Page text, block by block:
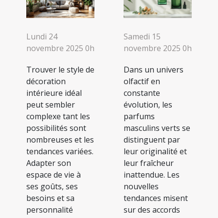
Lundi 24
novembre 2025 0h
Trouver le style de
décoration
intérieure idéal
peut sembler
complexe tant les
possibilités sont
nombreuses et les
tendances variées.
Adapter son
espace de vie à
ses goûts, ses
besoins et sa
personnalité
Samedi 15
novembre 2025 0h
Dans un univers
olfactif en
constante
évolution, les
parfums
masculins verts se
distinguent par
leur originalité et
leur fraîcheur
inattendue. Les
nouvelles
tendances misent
sur des accords